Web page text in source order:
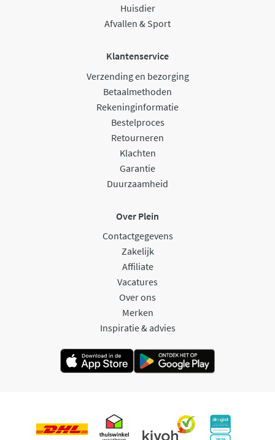
Huisdier
Afvallen & Sport
Klantenservice
Verzending en bezorging
Betaalmethoden
Rekeninginformatie
Bestelproces
Retourneren
Klachten
Garantie
Duurzaamheid
Over Plein
Contactgegevens
Zakelijk
Affiliate
Vacatures
Over ons
Merken
Inspiratie & advies